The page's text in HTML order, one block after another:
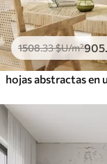
1508.33$U/m²905